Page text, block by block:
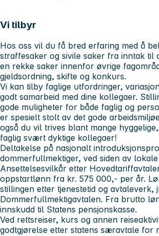
Vi tilbyr
Hos oss vil du få bred erfaring med å
straffesaker og sivile saker fra inntak til
en rekke saker innenfor øvrige
gjeldsordning, skifte og konkurs.
Vi kan tilby faglige utfordringer,
godt samarbeid med dine kollegaer.
gode muligheter for både faglig og
er spesielt stolt av det gode
også du vil trives blant mange
faglig svært dyktige kollegaer!
Deltakelse på nasjonalt
dommerfullmektiger, ved siden av
Ansettelsesvilkår etter
oppstartlønn fra kr. 575 000,- per år.
stillingen etter tjenestetid og avtaleverk,
Dommerfullmektigavtalen. Fra brutto
innskudd til Statens pensjonskasse.
Ved rettsreiser, kurs og annen
godtgjørelse etter statens særavtale for